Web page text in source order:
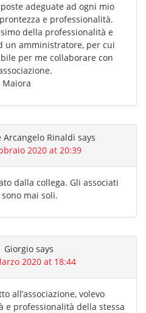
adeguate ad ogni mio
e professionalità.
della professionalità e
un amministratore, per cui
per me collaborare con
Maiora
Arcangelo Rinaldi says
2020 at 20:39
dalla collega. Gli associati
sono mai soli.
Giorgio says
2020 at 18:44
all’associazione, volevo
professionalità della stessa